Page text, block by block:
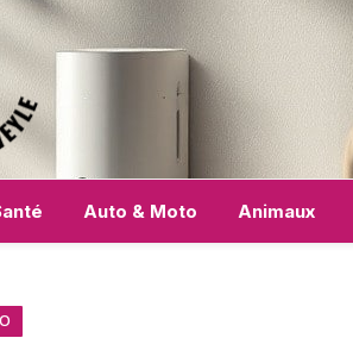
Auto & Moto Animaux